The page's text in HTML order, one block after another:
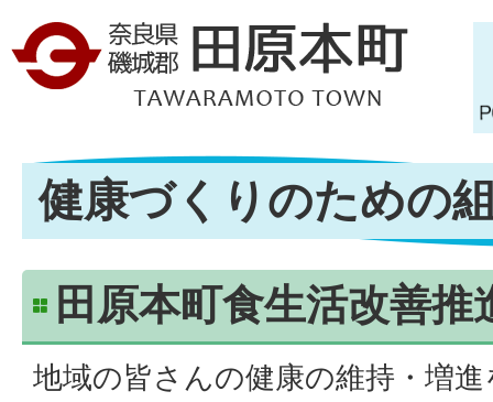
健康づくりのための
田原本町食生活改善推
地域の皆さんの健康の維持・増